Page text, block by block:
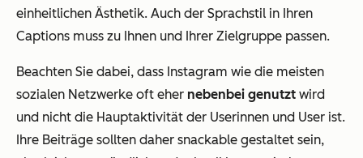
einheitlichen Ästhetik. Auch der Sprachstil in Ihren
Captions muss zu Ihnen und Ihrer Zielgruppe passen.
Beachten Sie dabei, dass Instagram wie die meisten
sozialen Netzwerke oft eher nebenbei genutzt wird
und nicht die Hauptaktivität der Userinnen und User ist.
Ihre Beiträge sollten daher snackable gestaltet sein,